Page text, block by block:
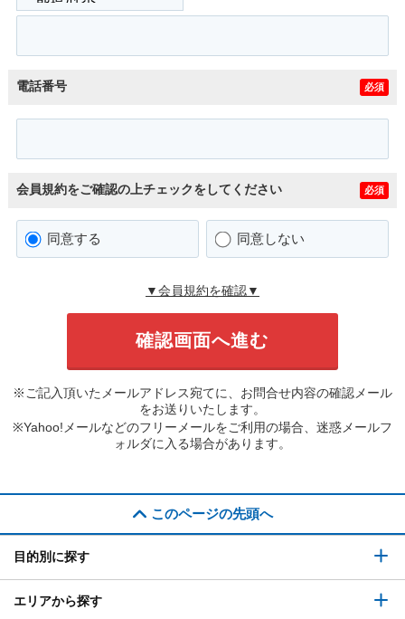
電話番号 必須
会員規約をご確認の上チェックをしてください 必須
同意する 同意しない
▼会員規約を確認▼
※ご記入頂いたメールアドレス宛てに、お問合せ内容の確認メール
をお送りいたします。
※Yahoo!メールなどのフリーメールをご利用の場合、迷惑メールフ
ォルダに入る場合があります。
このページの先頭へ
目的別に探す
エリアから探す